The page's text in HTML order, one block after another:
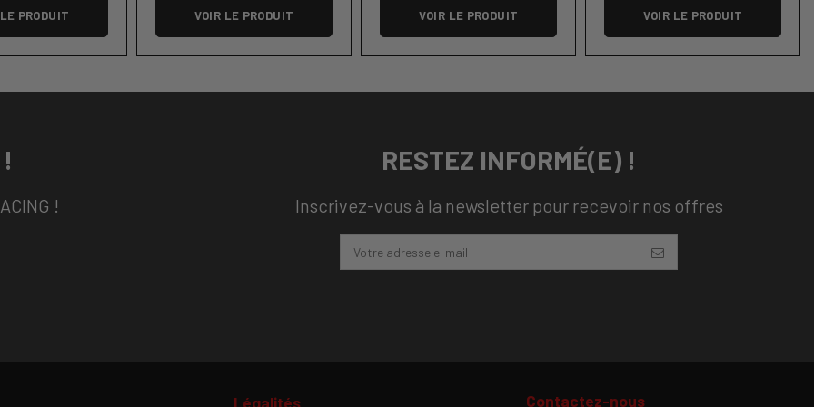
PRODUIT VOIR LE PRODUIT VOIR LE PRODUIT VOIR LE PRODUIT
!
RESTEZ INFORMÉ(E) !
Inscrivez-vous à la newsletter pour recevoir nos offres
Légalités Contactez-nous